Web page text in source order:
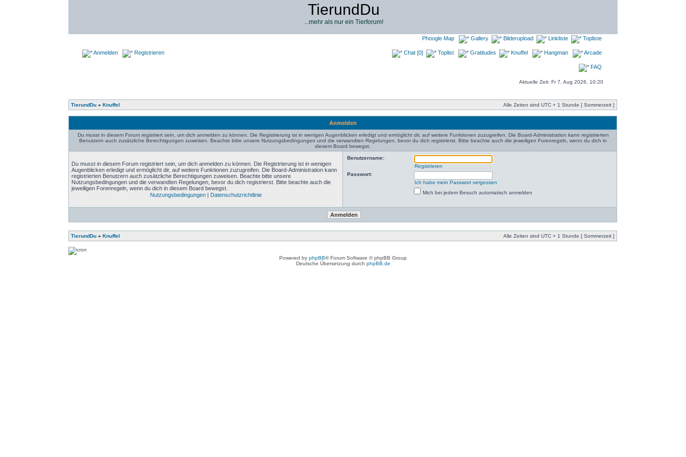
TierundDu
...mehr als nur ein Tierforum!
Anmelden Registrieren
Phoogle Map Gallery Bilderupload Linkliste Topliste
Chat [0] Toplist Gratitudes Knuffel Hangman Arcade
FAQ
Aktuelle Zeit: Fr 7. Aug 2026, 10:20
TierundDu »Knuffel Alle Zeiten sind UTC + 1 Stunde [ Sommerzeit ]
Anmelden
Du musst in diesem Forum registriert sein, um dich anmelden zu können. Die Registrierung ist in wenigen Augenblicken erledigt und ermöglicht dir, auf weitere Funktionen zuzugreifen. Die Board-Administration kann registrierten
Benutzern auch zusätzliche Berechtigungen zuweisen. Beachte bitte unsere Nutzungsbedingungen und die verwandten Regelungen, bevor du dich registrierst. Bitte beachte auch die jeweiligen Forenregeln, wenn du dich in
diesem Board bewegst.
Du musst in diesem Forum registriert sein, um dich anmelden zu können. Die Registrierung ist in wenigen
Augenblicken erledigt und ermöglicht dir, auf weitere Funktionen zuzugreifen. Die Board-Administration kann
registrierten Benutzern auch zusätzliche Berechtigungen zuweisen. Beachte bitte unsere
Nutzungsbedingungen und die verwandten Regelungen, bevor du dich registrierst. Bitte beachte auch die
jeweiligen Forenregeln, wenn du dich in diesem Board bewegst.
Nutzungsbedingungen| Datenschutzrichtlinie
Benutzername:
Registrieren
Passwort:
Ich habe mein Passwort vergessen
Mich bei jedem Besuch automatisch anmelden
TierundDu »Knuffel Alle Zeiten sind UTC + 1 Stunde [ Sommerzeit ]
Powered by phpBB® Forum Software © phpBB Group
Deutsche Übersetzung durch phpBB.de